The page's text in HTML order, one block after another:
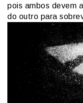
pois ambos devem
do outro para